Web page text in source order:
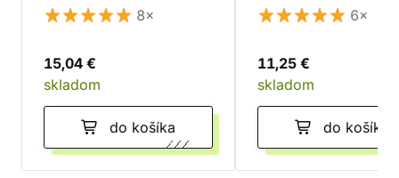
Pass, guma
8×
15,04 €
skladom
do košíka
6×
11,25 €
skladom
do košíka